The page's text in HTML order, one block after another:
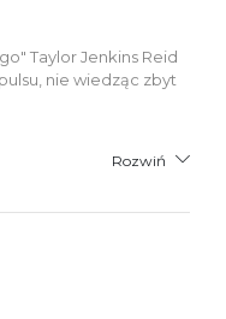
Taylor Jenkins Reid
nie wiedząc zbyt
Rozwiń